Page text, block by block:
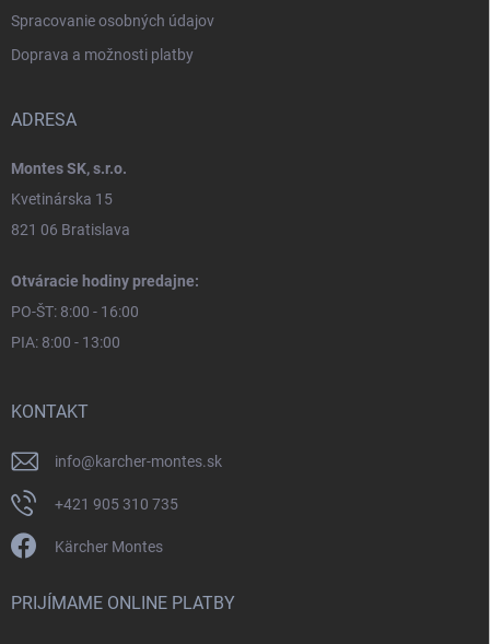
Spracovanie osobných údajov
Doprava a možnosti platby
ADRESA
Montes SK, s.r.o.
Kvetinárska 15
821 06 Bratislava
Otváracie hodiny predajne:
PO-ŠT: 8:00 - 16:00
PIA: 8:00 - 13:00
KONTAKT
info@karcher-montes.sk
+421 905 310 735
Kärcher Montes
PRIJÍMAME ONLINE PLATBY